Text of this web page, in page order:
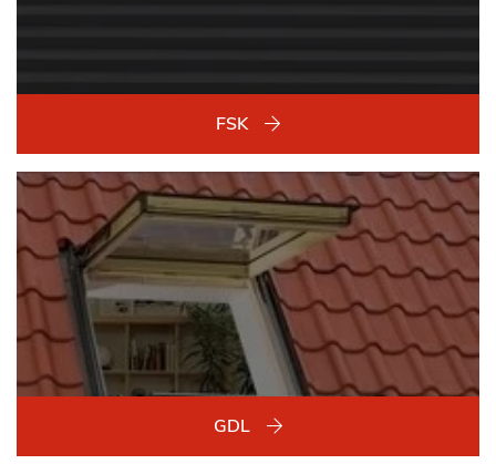
FSK
GDL